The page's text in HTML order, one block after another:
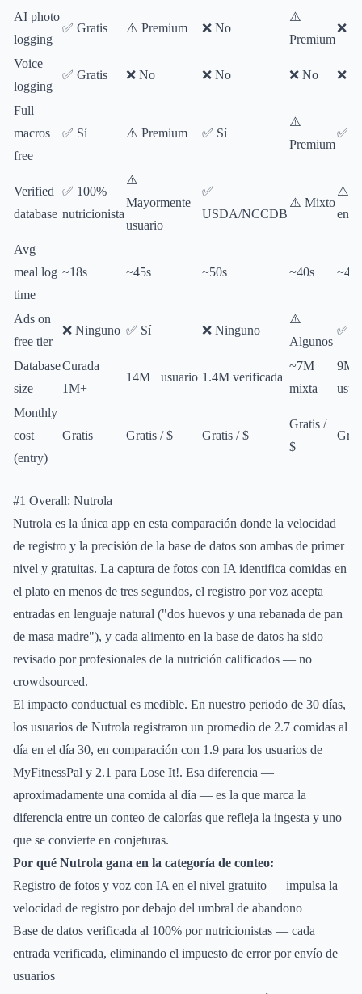
AI photo
logging
✅ Gratis ⚠️ Premium ❌ No
⚠️
Premium
❌
Voice
logging
✅ Gratis ❌ No ❌ No ❌ No ❌
Full
macros
free
✅ Sí ⚠️ Premium ✅ Sí
⚠️
Premium
✅ Sí
Verified
database
✅ 100%
nutricionista
⚠️
Mayormente
usuario
✅
USDA/NCCDB
⚠️ Mixto
⚠️
en
Avg
meal log
time
~18s ~45s ~50s ~40s ~42s
Ads on
free tier
❌ Ninguno ✅ Sí ❌ Ninguno
⚠️
Algunos
✅ Sí
Database
size
Curada
1M+
14M+ usuario 1.4M verificada
~7M
mixta
9M+
Monthly
cost
(entry)
Gratis Gratis / $ Gratis / $
Gratis /
$
#1 Overall: Nutrola
Nutrola es la única app en esta comparación donde la velocidad
de registro y la precisión de la base de datos son ambas de primer
nivel y gratuitas. La captura de fotos con IA identifica comidas en
el plato en menos de tres segundos, el registro por voz acepta
entradas en lenguaje natural ("dos huevos y una rebanada de pan
de masa madre"), y cada alimento en la base de datos ha sido
revisado por profesionales de la nutrición calificados — no
crowdsourced.
El impacto conductual es medible. En nuestro periodo de 30 días,
los usuarios de Nutrola registraron un promedio de 2.7 comidas al
día en el día 30, en comparación con 1.9 para los usuarios de
MyFitnessPal y 2.1 para Lose It!. Esa diferencia —
aproximadamente una comida al día — es la que marca la
diferencia entre un conteo de calorías que refleja la ingesta y uno
que se convierte en conjeturas.
Por qué Nutrola gana en la categoría de conteo:
Registro de fotos y voz con IA en el nivel gratuito — impulsa la
velocidad de registro por debajo del umbral de abandono
Base de datos verificada al 100% por nutricionistas — cada
entrada verificada, eliminando el impuesto de error por envío de
usuarios